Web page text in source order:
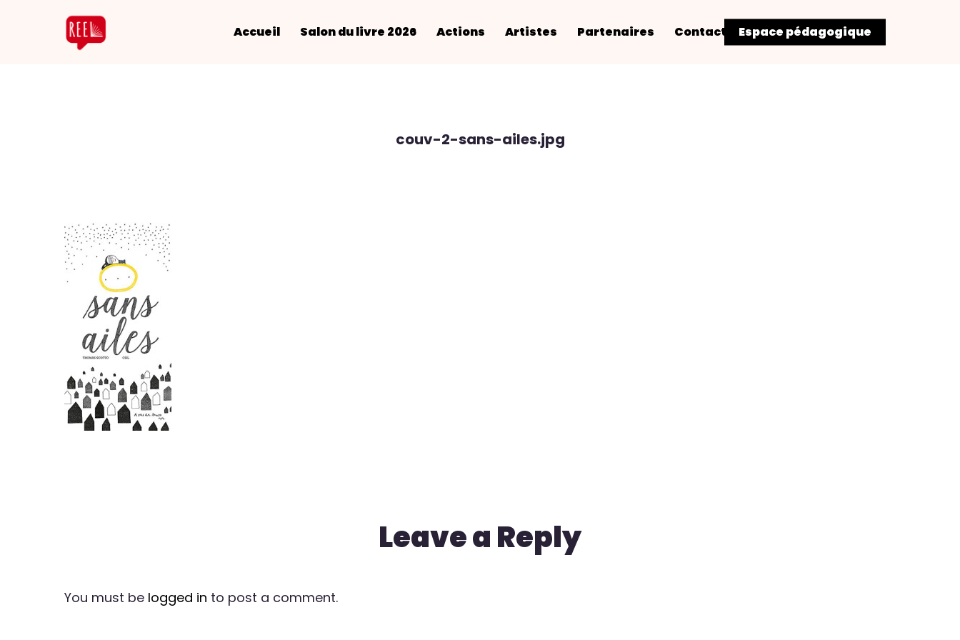
Accueil Salon du livre 2026 Actions Artistes Partenaires Contact Espace pédagogique
couv-2-sans-ailes.jpg
Leave a Reply
You must be logged in to post a comment.